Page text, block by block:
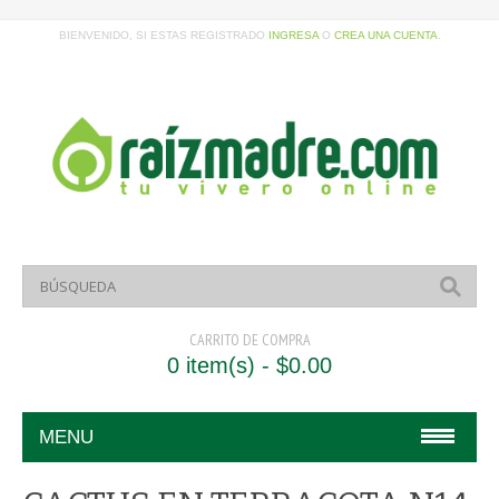
BIENVENIDO, SI ESTAS REGISTRADO INGRESAO CREA UNA CUENTA
CARRITO DE COMPRA
0 item(s) - $0.00
MENU